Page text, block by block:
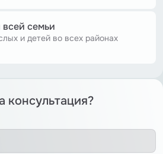
семьи
и детей во всех районах
консультация?